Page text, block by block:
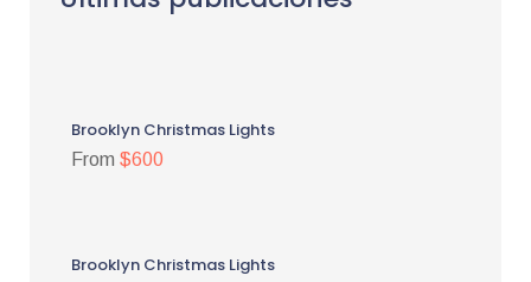
Brooklyn Christmas Lights
From $600
Brooklyn Christmas Lights